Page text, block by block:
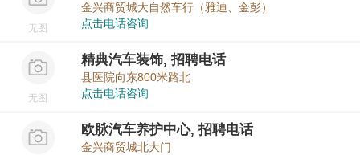
无图
金兴商贸城大自然车行（雅迪、金彭）
点击电话咨询
无图
精典汽车装饰, 招聘电话
县医院向东800米路北
点击电话咨询
欧脉汽车养护中心, 招聘电话
金兴商贸城北大门